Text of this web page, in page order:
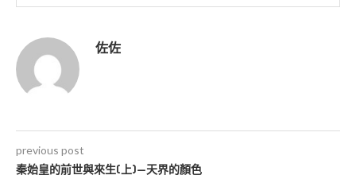
佐佐
previous post
秦始皇的前世與來生(上)—天界的顏色